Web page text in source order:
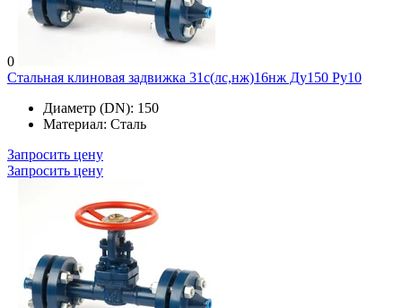
0
Стальная клиновая задвижка 31с(лс,нж)16нж Ду150 Ру10
Диаметр (DN): 150
Материал: Сталь
Запросить цену
Запросить цену